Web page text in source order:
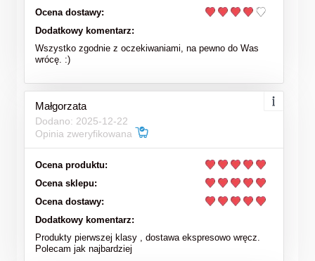
Ocena dostawy:
Dodatkowy komentarz:
Wszystko zgodnie z oczekiwaniami, na pewno do Was
wrócę. :)
Małgorzata
Dodano: 2025-12-22
Opinia zweryfikowana
Ocena produktu:
Ocena sklepu:
Ocena dostawy:
Dodatkowy komentarz:
Produkty pierwszej klasy , dostawa ekspresowo wręcz.
Polecam jak najbardziej